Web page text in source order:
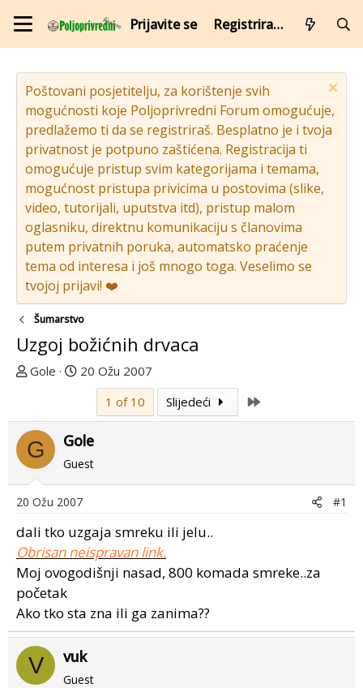
Prijavite se Registrirajte se
Poštovani posjetitelju, za korištenje svih
mogućnosti koje Poljoprivredni Forum omogućuje,
predlažemo ti da se registriraš. Besplatno je i tvoja
privatnost je potpuno zaštićena. Registracija ti
omogućuje pristup svim kategorijama i temama,
mogućnost pristupa privicima u postovima (slike,
video, tutorijali, uputstva itd), pristup malom
oglasniku, direktnu komunikaciju s članovima
putem privatnih poruka, automatsko praćenje
tema od interesa i još mnogo toga. Veselimo se
tvojoj prijavi! ❤️
Šumarstvo
Uzgoj božićnih drvaca
T
u
p
o
r
e
n
u
o
Gole
D
u
m
p
v
o
g
p
o
a
20 Ožu 2007
1 of 10
Slijedeći
G Gole
Guest
20 Ožu 2007 #1
dali tko uzgaja smreku ili jelu..
Obrisan neispravan link.
Moj ovogodišnji nasad, 800 komada smreke..za
početak
Ako tko sta zna ili ga zanima??
V vuk
Guest